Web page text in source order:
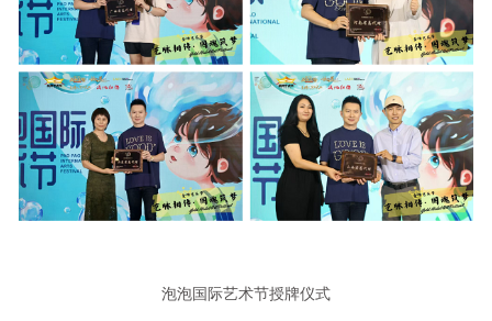
泡泡国际艺术节授牌仪式